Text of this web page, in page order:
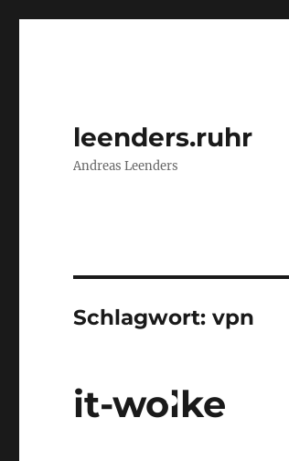
leenders.ruhr
Andreas Leenders
Schlagwort:vpn
it-wolke